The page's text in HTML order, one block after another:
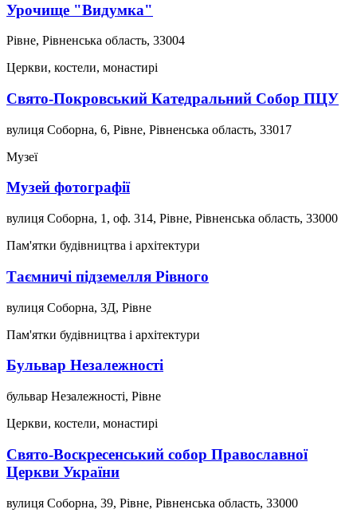
Урочище "Видумка"
Рівне, Рівненська область, 33004
Церкви, костели, монастирі
Свято-Покровський Катедральний Собор ПЦУ
вулиця Соборна, 6, Рівне, Рівненська область, 33017
Музеї
Музей фотографії
вулиця Соборна, 1, оф. 314, Рівне, Рівненська область, 33000
Пам'ятки будівництва і архітектури
Таємничі підземелля Рівного
вулиця Соборна, 3Д, Рівне
Пам'ятки будівництва і архітектури
Бульвар Незалежності
бульвар Незалежності, Рівне
Церкви, костели, монастирі
Свято-Воскресенський собор Православної
Церкви України
вулиця Соборна, 39, Рівне, Рівненська область, 33000